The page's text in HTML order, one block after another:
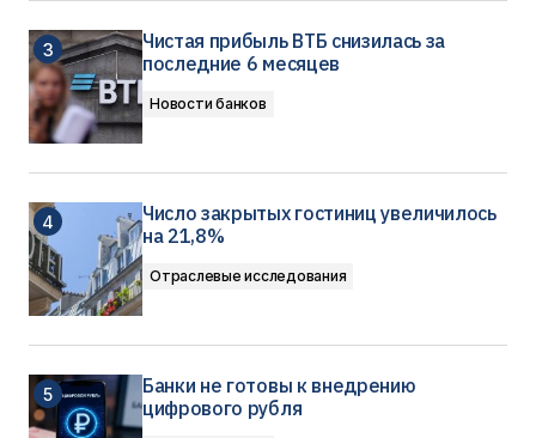
Чистая прибыль ВТБ снизилась за
последние 6 месяцев
Новости банков
Число закрытых гостиниц увеличилось
на 21,8%
Отраслевые исследования
Банки не готовы к внедрению
цифрового рубля